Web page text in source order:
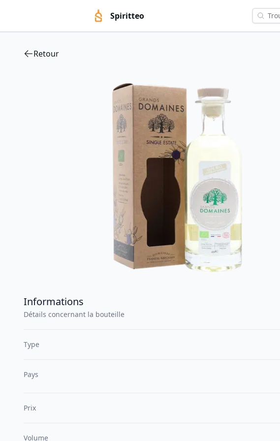
Spiritteo
Retour
Informations
Détails concernant la bouteille
Type
Pays
Prix
Volume